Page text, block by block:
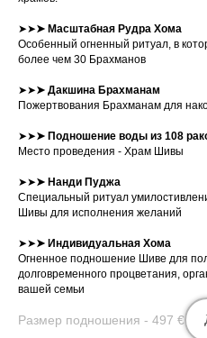
➤➤➤ Масштабная Рудра Хома
Особенный огненный ритуал, в
более чем 30 Брахманов
➤➤➤ Дакшина Брахманам
Пожертвования Брахманам для
➤➤➤ Подношение воды из 108
Место проведения - Храм Шивы
➤➤➤ Нанди Пуджа
Специальный ритуал
Шивы для исполнения желаний
➤➤➤ Индивидуальная Хома
Огненное подношение Шиве для
долговременного процветания,
вашей семьи
Размер подношения - 497 €